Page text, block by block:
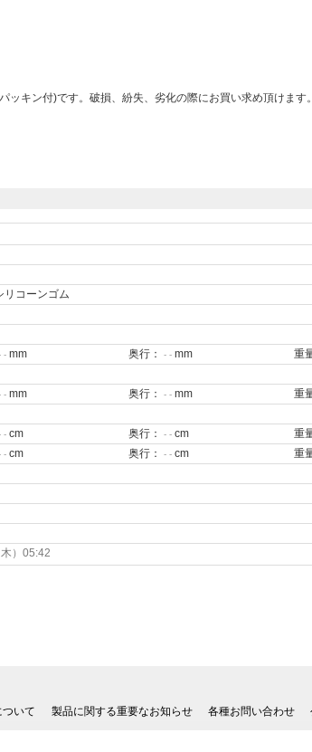
ッキン付)です。破損、紛失、劣化の際にお買い求め頂けます
リコーンゴム
- mm 奥行： - - mm
重
- mm 奥行： - - mm
重
- cm 奥行： - - cm
重
- cm 奥行： - - cm
重
）05:42
いて 製品に関する重要なお知らせ 各種お問い合わせ